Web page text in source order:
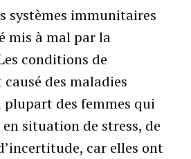
systèmes immunitaires
mis à mal par la
conditions de
des maladies
plupart des femmes qui
situation de stress, de
car elles ont